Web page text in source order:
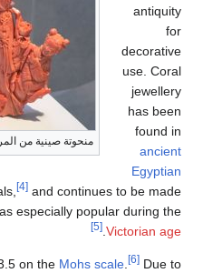
منحوتة صينية من
antiquity
for
decorative
use. Coral
jewellery
has been
found in
ancient
Egyptian
[4] and continues to be made
especially popular during the
Victorian age
.
[5]
on the Mohs scale. [6] Due to